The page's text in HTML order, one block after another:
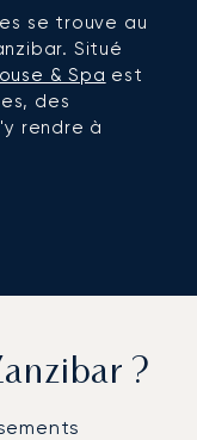
se trouve au
Situé
& Spa est
des
rendre à
?